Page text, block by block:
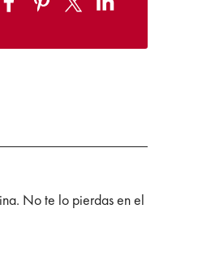
No te lo pierdas en el